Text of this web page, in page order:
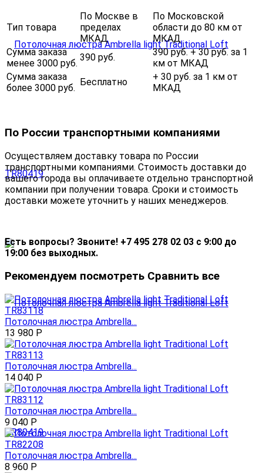
Тип товара
По Москве в
пределах
МКАД
По Московской
области до 80 км от
МКАД
Сумма заказа
менее 3000 руб.
390 руб.
390 руб. + 30 руб. за 1
км от МКАД
Сумма заказа
более 3000 руб.
Бесплатно
+ 30 руб. за 1 км от
МКАД
По России транспортными компаниями
Осуществляем доставку товара по России
транспортными компаниями. Стоимость доставки до
вашего города вы оплачиваете отдельно транспортной
компании при получении товара. Сроки и стоимость
доставки можете уточнить у наших менеджеров.
Есть вопросы? Звоните! +7 495 278 02 03 с 9:00 до
19:00 без выходных.
Рекомендуем посмотреть Сравнить все
Потолочная люстра Ambrella...
13 980 Р
Потолочная люстра Ambrella...
14 040 Р
Потолочная люстра Ambrella...
9 040 Р
Потолочная люстра Ambrella...
8 960 Р